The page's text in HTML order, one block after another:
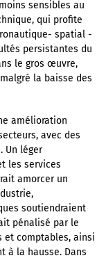
sensibles au
qui profite
spatial -
persistantes du
le gros œuvre,
la baisse des
amélioration
avec des
Un léger
les services
amorcer un
soutiendraient
pénalisé par le
et comptables, ainsi
à la hausse. Dans